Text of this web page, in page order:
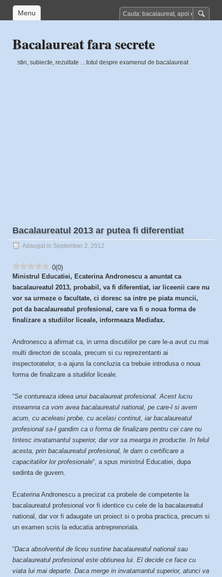
Menu
Bacalaureat fara secrete
stiri, subiecte, rezultate …totul despre examenul de bacalaureat
Bacalaureatul 2013 ar putea fi diferentiat
Adaugat in September 2, 2012
0(0)
Ministrul Educatiei, Ecaterina Andronescu a anuntat ca
bacalaureatul 2013, probabil, va fi diferentiat, iar liceenii care nu
vor sa urmeze o facultate, ci doresc sa intre pe piata muncii,
pot da bacalaureatul profesional, care va fi o noua forma de
finalizare a studiilor liceale, informeaza Mediafax.
Andronescu a afirmat ca, in urma discutiilor pe care le-a avut cu mai
multi directori de scoala, precum si cu reprezentanti ai
inspectoratelor, s-a ajuns la concluzia ca trebuie introdusa o noua
forma de finalizare a studiilor liceale.
“Se contureaza ideea unui bacalaureat profesional. Acest lucru
inseamna ca vom avea bacalaureatul national, pe care-l si avem
acum, cu aceleasi probe, cu acelasi continut, iar bacalaureatul
profesional sa-l gandim ca o forma de finalizare pentru cei care nu
tintesc invatamantul superior, dar vor sa mearga in productie. In felul
acesta, prin bacalaureatul profesional, le dam o certificare a
capacitatilor lor profesionale“, a spus ministrul Educatiei, dupa
sedinta de guvern.
Ecaterina Andronescu a precizat ca probele de competente la
bacalaureatul profesional vor fi identice cu cele de la bacalaureatul
national, dar vor fi adaugate un proiect si o proba practica, precum si
un examen scris la educatia antreprenoriala.
“Daca absolventul de liceu sustine bacalaureatul national sau
bacalaureatul profesional este obtiunea lui. El decide ce face cu
viata lui mai departe. Daca merge in invatamantul superior, atunci va